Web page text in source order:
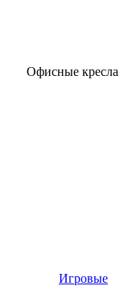
Офисные кресла
Игровые